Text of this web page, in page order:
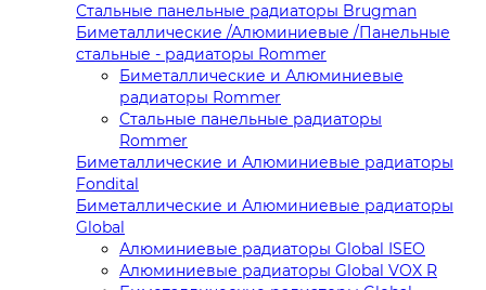
Стальные панельные радиаторы Brugman
Биметаллические /Алюминиевые /Панельные
стальные - радиаторы Rommer
Биметаллические и Алюминиевые
радиаторы Rommer
Стальные панельные радиаторы
Rommer
Биметаллические и Алюминиевые радиаторы
Fondital
Биметаллические и Алюминиевые радиаторы
Global
Алюминиевые радиаторы Global ISEO
Алюминиевые радиаторы Global VOX R